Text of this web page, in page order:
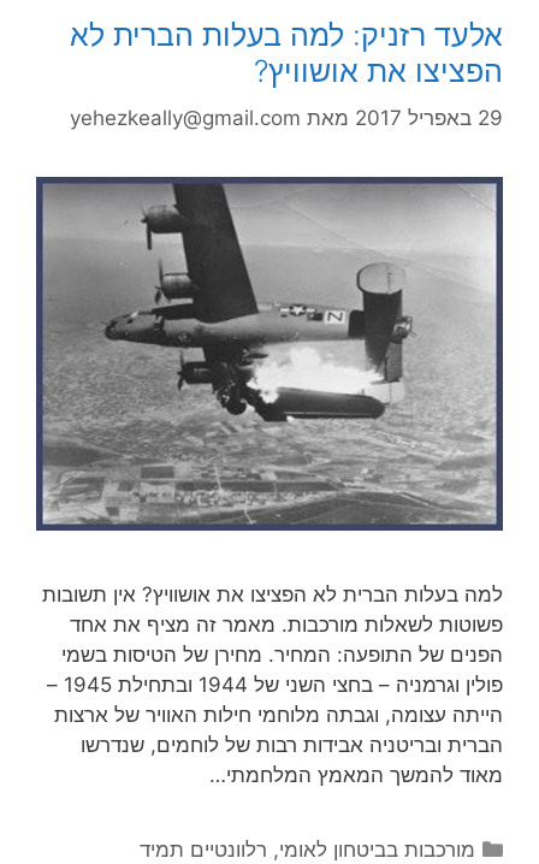
אלעד רזניק: למה בעלות הברית לא
הפציצו את אושוויץ?
29 באפריל 2017 מאת yehezkeally@gmail.com
למה בעלות הברית לא הפציצו את אושוויץ? אין תשובות
פשוטות לשאלות מורכבות. מאמר זה מציף את אחד
הפנים של התופעה: המחיר. מחירן של הטיסות בשמי
פולין וגרמניה – בחצי השני של 1944 ובתחילת 1945 –
הייתה עצומה, וגבתה מלוחמי חילות האוויר של ארצות
הברית ובריטניה אבידות רבות של לוחמים, שנדרשו
מאוד להמשך המאמץ המלחמתי…
קטגוריות
מורכבות בביטחון לאומי, רלוונטיים תמיד